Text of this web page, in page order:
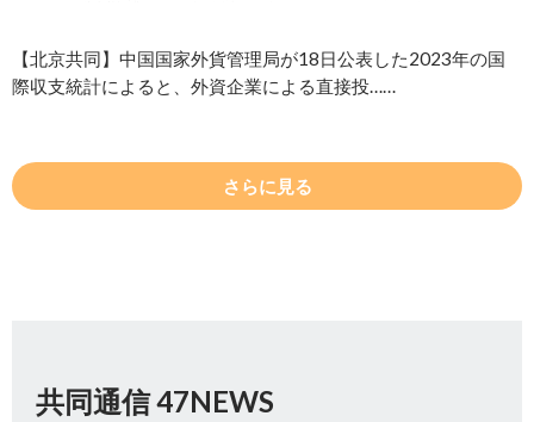
【北京共同】中国国家外貨管理局が18日公表した2023年の国
際収支統計によると、外資企業による直接投……
さらに見る
共同通信 47NEWS